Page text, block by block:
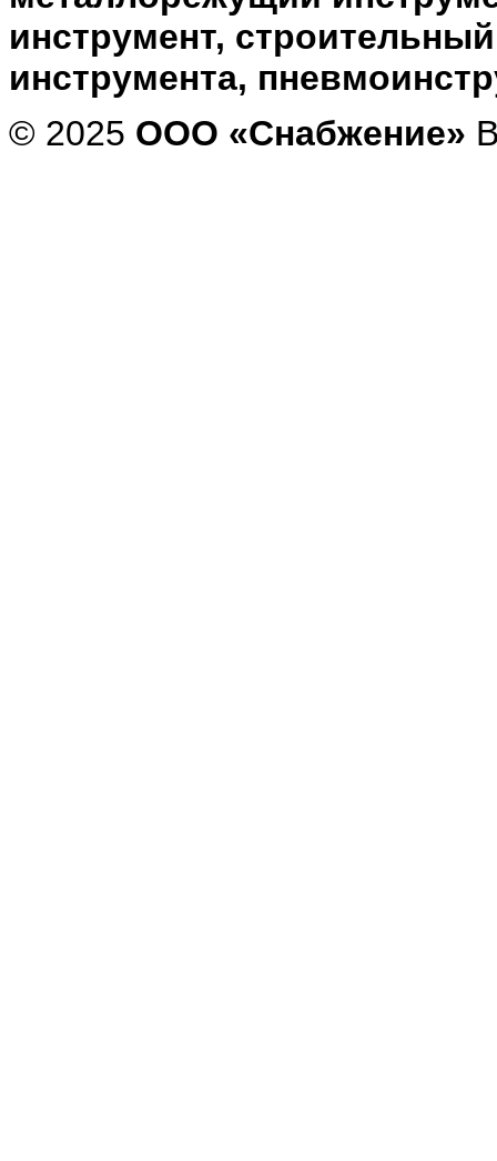
инструмент,
инструмента,
© 2025 ООО «Снабжение»